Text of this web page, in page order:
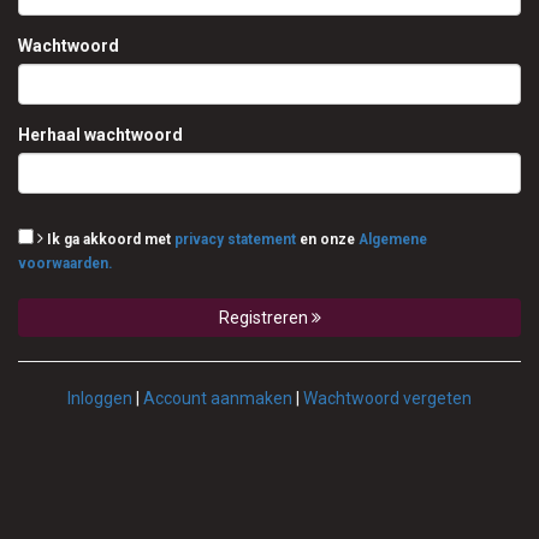
Allergenen
Login
Wachtwoord
Herhaal wachtwoord
Ik ga akkoord met privacy statement en onze Algemene
voorwaarden.
Registreren
Inloggen Account aanmaken Wachtwoord vergeten